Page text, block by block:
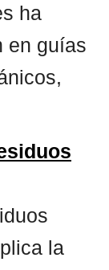
ha
en guías
la